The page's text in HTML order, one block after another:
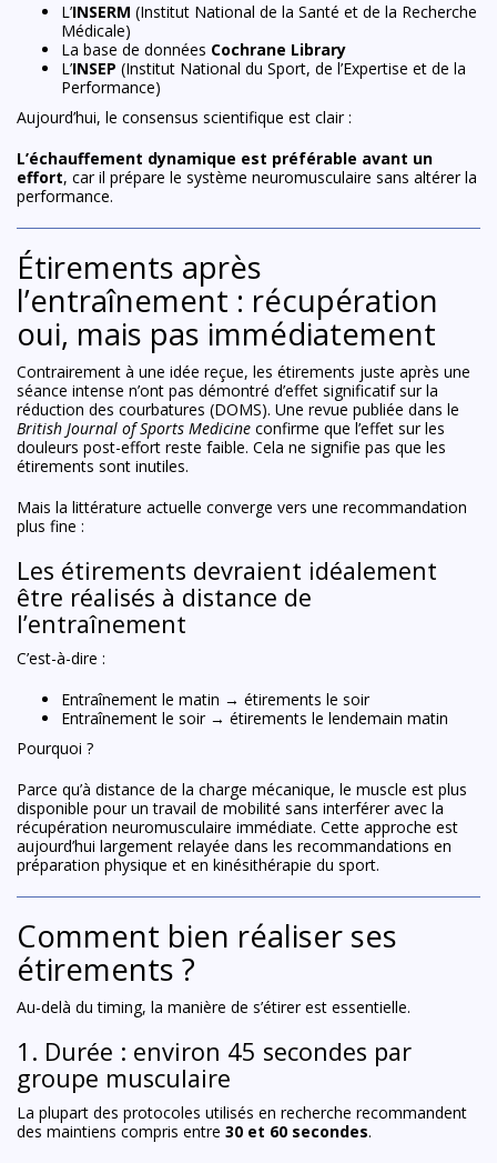
L’INSERM (Institut National de la Santé et de la Recherche
Médicale)
La base de données Cochrane Library
L’INSEP (Institut National du Sport, de l’Expertise et de la
Performance)
Aujourd’hui, le consensus scientifique est clair :
L’échauffement dynamique est préférable avant un
effort, car il prépare le système neuromusculaire sans altérer la
performance.
Étirements après
l’entraînement : récupération
oui, mais pas immédiatement
Contrairement à une idée reçue, les étirements juste après une
séance intense n’ont pas démontré d’effet significatif sur la
réduction des courbatures (DOMS). Une revue publiée dans le
British Journal of Sports Medicine confirme que l’effet sur les
douleurs post-effort reste faible. Cela ne signifie pas que les
étirements sont inutiles.
Mais la littérature actuelle converge vers une recommandation
plus fine :
Les étirements devraient idéalement
être réalisés à distance de
l’entraînement
C’est-à-dire :
Entraînement le matin → étirements le soir
Entraînement le soir → étirements le lendemain matin
Pourquoi ?
Parce qu’à distance de la charge mécanique, le muscle est plus
disponible pour un travail de mobilité sans interférer avec la
récupération neuromusculaire immédiate. Cette approche est
aujourd’hui largement relayée dans les recommandations en
préparation physique et en kinésithérapie du sport.
Comment bien réaliser ses
étirements ?
Au-delà du timing, la manière de s’étirer est essentielle.
1. Durée : environ 45 secondes par
groupe musculaire
La plupart des protocoles utilisés en recherche recommandent
des maintiens compris entre 30 et 60 secondes.